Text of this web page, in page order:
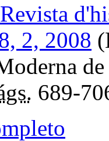
2, 2008
689-